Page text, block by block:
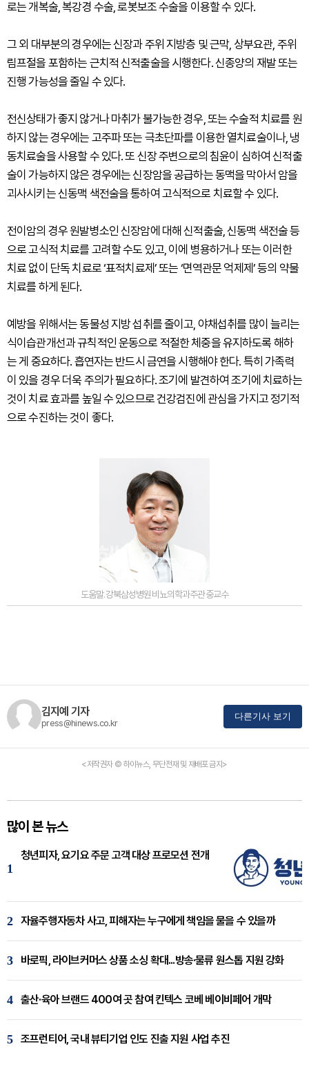
로는 개복술, 복강경 수술, 로봇보조 수술을 이용할 수 있다.
그 외 대부분의 경우에는 신장과 주위 지방층 및 근막, 상부요관, 주위
림프절을 포함하는 근치적 신적출술을 시행한다. 신종양의 재발 또는
진행 가능성을 줄일 수 있다.
전신상태가 좋지 않거나 마취가 불가능한 경우, 또는 수술적 치료를 원
하지 않는 경우에는 고주파 또는 극초단파를 이용한 열치료술이나, 냉
동치료술을 사용할 수 있다. 또 신장 주변으로의 침윤이 심하여 신적출
술이 가능하지 않은 경우에는 신장암을 공급하는 동맥을 막아서 암을
괴사시키는 신동맥 색전술을 통하여 고식적으로 치료할 수 있다.
전이암의 경우 원발병소인 신장암에 대해 신적출술, 신동맥 색전술 등
으로 고식적 치료를 고려할 수도 있고, 이에 병용하거나 또는 이러한
치료 없이 단독 치료로 ‘표적치료제’ 또는 ‘면역관문 억제제’ 등의 약물
치료를 하게 된다.
예방을 위해서는 동물성 지방 섭취를 줄이고, 야채섭취를 많이 늘리는
식이습관개선과 규칙적인 운동으로 적절한 체중을 유지하도록 해하
는 게 중요하다. 흡연자는 반드시 금연을 시행해야 한다. 특히 가족력
이 있을 경우 더욱 주의가 필요하다. 조기에 발견하여 조기에 치료하는
것이 치료 효과를 높일 수 있으므로 건강검진에 관심을 가지고 정기적
으로 수진하는 것이 좋다.
도움말.강북삼성병원비뇨의학과주관중교수
김지예 기자
press@hinews.co.kr
다른기사 보기
<저작권자 © 하이뉴스, 무단전재 및 재배포 금지>
많이 본 뉴스
1
청년피자, 요기요 주문 고객 대상 프로모션 전개
2 자율주행자동차 사고, 피해자는 누구에게 책임을 물을 수 있을까
3 바로픽, 라이브커머스 상품 소싱 확대...방송·물류 원스톱 지원 강화
4 출산·육아 브랜드 400여 곳 참여 킨텍스 코베 베이비페어 개막
5 조프런티어, 국내 뷰티기업 인도 진출 지원 사업 추진